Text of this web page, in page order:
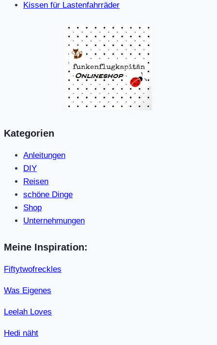
Kissen für Lastenfahrräder
Kategorien
Anleitungen
DIY
Reisen
schöne Dinge
Shop
Unternehmungen
Meine Inspiration:
Fiftytwofreckles
Was Eigenes
Leelah Loves
Hedi näht